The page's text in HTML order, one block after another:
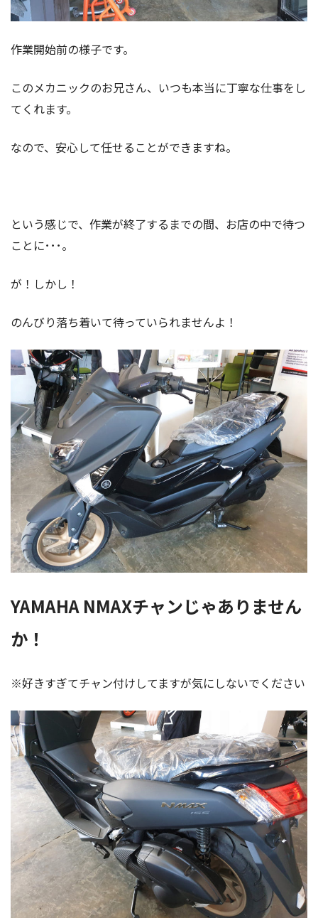
作業開始前の様子です。
このメカニックのお兄さん、いつも本当に丁寧な仕事をし
てくれます。
なので、安心して任せることができますね。
という感じで、作業が終了するまでの間、お店の中で待つ
ことに･･･。
が！しかし！
のんびり落ち着いて待っていられませんよ！
YAMAHA NMAXチャンじゃありません
か！
※好きすぎてチャン付けしてますが気にしないでください